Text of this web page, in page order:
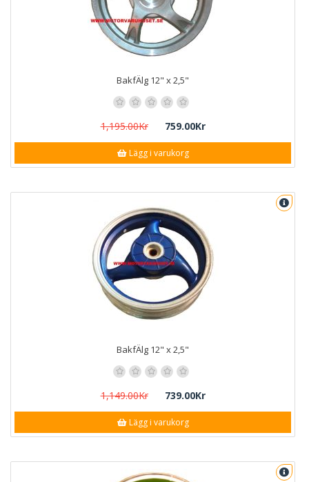
BakfÄlg 12" x 2,5"
1,195.00Kr 759.00Kr
Lägg i varukorg
BakfÄlg 12" x 2,5"
1,149.00Kr 739.00Kr
Lägg i varukorg